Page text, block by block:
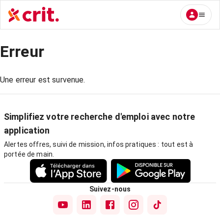
Erreur
Une erreur est survenue.
Simplifiez votre recherche d'emploi avec notre
application
Alertes offres, suivi de mission, infos pratiques : tout est à
portée de main.
Suivez-nous